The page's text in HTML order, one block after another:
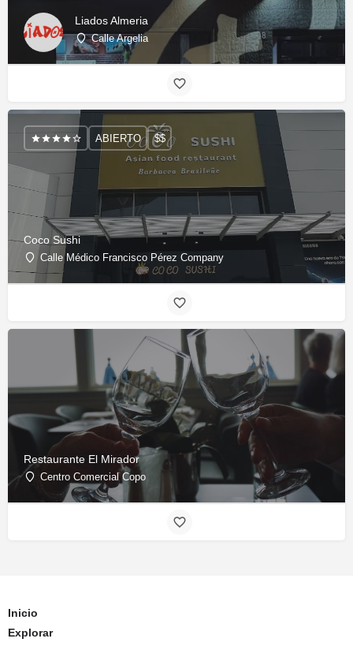
Liados Almeria
Calle Argelia
Coco Sushi
Calle Médico Francisco Pérez Company
ABIERTO $$
Restaurante El Mirador
Centro Comercial Copo
Inicio
Explorar